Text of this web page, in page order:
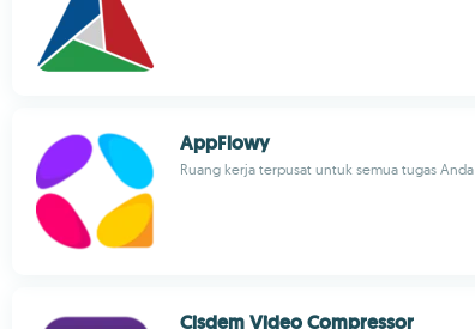
AppFlowy
Ruang kerja terpusat untuk semua tugas Anda
Cisdem Video Compressor